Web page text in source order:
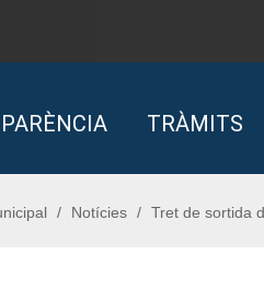
TRÀMITS
Notícies Tret de sortida